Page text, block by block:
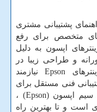
پشتیبانی مشتری
متخصص برای رفع
اپسون به دلیل
و طراحی زیبا در
Epsonنیازمند
فنی مستقل برای
سیم اپسون (Epson) ،
است و تا بهترین راه